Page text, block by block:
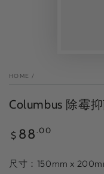
HOME /
Columbus 除霉
Regular
price
$ 88 .00
尺寸：150mm x